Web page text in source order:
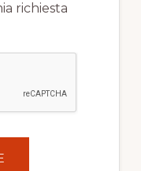
richiesta